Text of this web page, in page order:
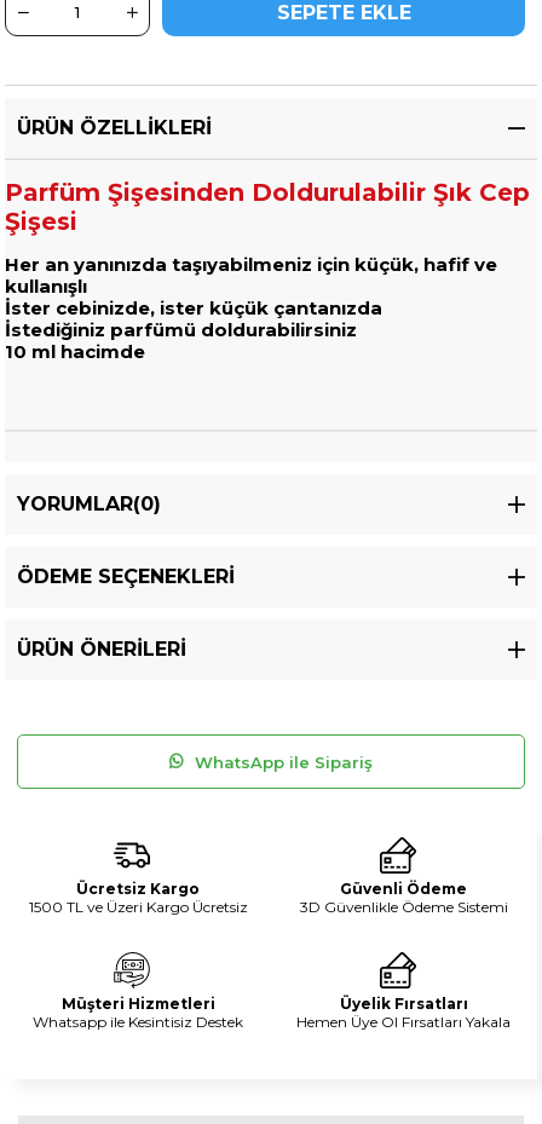
ÜRÜN ÖZELLIKLERI
Parfüm Şişesinden Doldurulabilir Şık Cep
Şişesi
Her an yanınızda taşıyabilmeniz için küçük, hafif ve
kullanışlı
İster cebinizde, ister küçük çantanızda
İstediğiniz parfümü doldurabilirsiniz
10 ml hacimde
YORUMLAR(0)
ÖDEME SEÇENEKLERI
ÜRÜN ÖNERILERI
WhatsApp ile Sipariş
Ücretsiz Kargo
1500 TL ve Üzeri Kargo Ücretsiz
Güvenli Ödeme
3D Güvenlikle Ödeme Sistemi
Müşteri Hizmetleri
Whatsapp ile Kesintisiz Destek
Üyelik Fırsatları
Hemen Üye Ol Fırsatları Yakala